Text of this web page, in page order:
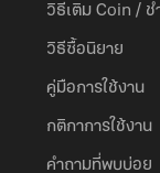
วิธีเติม Coin / ช
วิธีซื้อนิยาย
คู่มือการใช้งาน
กติกาการใช้งาน
คำถามที่พบบ่อย